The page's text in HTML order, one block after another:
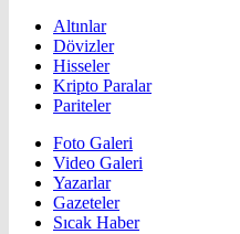
Altınlar
Dövizler
Hisseler
Kripto Paralar
Pariteler
Foto Galeri
Video Galeri
Yazarlar
Gazeteler
Sıcak Haber